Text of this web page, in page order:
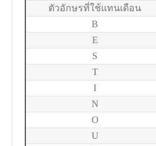
ตัวอักษรที่ใช้แทนเดือน
B
E
S
T
I
N
O
U